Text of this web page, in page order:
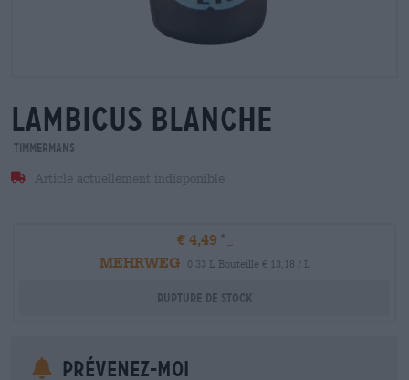
lambicus blanche
Timmermans
Article actuellement indisponible
€ 4,49
MEHRWEG
0,33 L Bouteille € 13,18 / L
Rupture de stock
Prévenez-moi